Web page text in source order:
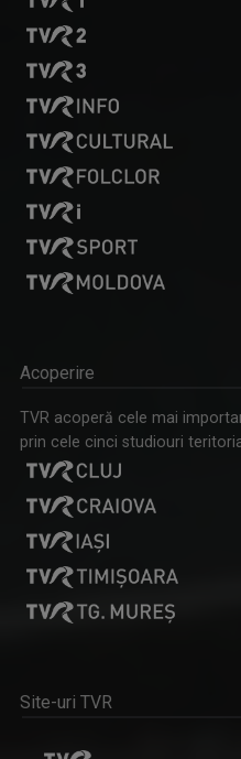
VINE CLUJU' PE LA NOI
Duminică, ora 13.30
SCHIȚE URBANE
SPORT MAXIM
Prezintă Telejurnal regional, de
FLORIN MIHOC
Acoperire
TVR acoperă cele mai
prin cele cinci studiouri
Site-uri TVR